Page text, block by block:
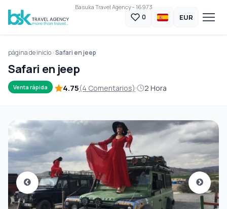
Basuka Travel Agency - 16973
0 EUR
página de inicio Safari en jeep
Safari en jeep
Venta rápida 4.75(4 Comentarios) 2 Hora